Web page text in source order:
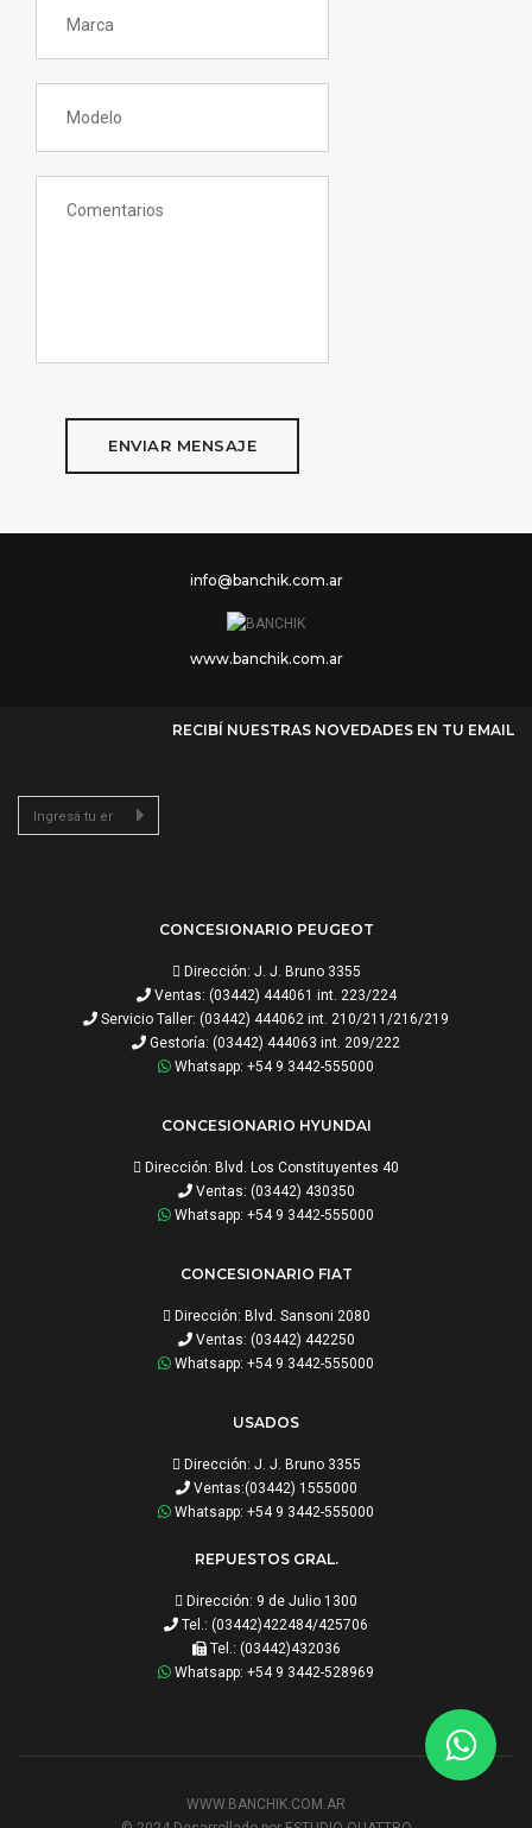
ENVIAR MENSAJE
info@banchik.com.ar
www.banchik.com.ar
RECIBÍ NUESTRAS NOVEDADES EN TU EMAIL
CONCESIONARIO PEUGEOT
Dirección: J. J. Bruno 3355
Ventas: (03442) 444061 int. 223/224
Servicio Taller: (03442) 444062 int. 210/211/216/219
Gestoría: (03442) 444063 int. 209/222
Whatsapp: +54 9 3442-555000
CONCESIONARIO HYUNDAI
Dirección: Blvd. Los Constituyentes 40
Ventas: (03442) 430350
Whatsapp: +54 9 3442-555000
CONCESIONARIO FIAT
Dirección: Blvd. Sansoni 2080
Ventas: (03442) 442250
Whatsapp: +54 9 3442-555000
USADOS
Dirección: J. J. Bruno 3355
Ventas:(03442) 1555000
Whatsapp: +54 9 3442-555000
REPUESTOS GRAL.
Dirección: 9 de Julio 1300
Tel.: (03442)422484/425706
Tel.: (03442)432036
Whatsapp: +54 9 3442-528969
WWW.BANCHIK.COM.AR